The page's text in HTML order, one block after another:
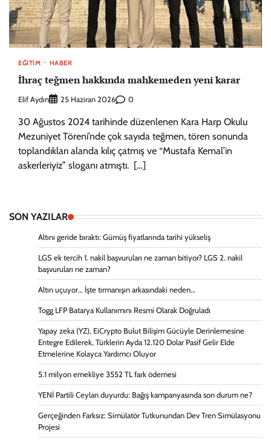
EĞITIM HABER
İhraç teğmen hakkında mahkemeden yeni karar
Elif Aydın 25 Haziran 2026 0
30 Ağustos 2024 tarihinde düzenlenen Kara Harp Okulu
Mezuniyet Töreni’nde çok sayıda teğmen, tören sonunda
toplandıkları alanda kılıç çatmış ve “Mustafa Kemal’in
askerleriyiz” sloganı atmıştı. […]
SON YAZILAR
Altını geride bıraktı: Gümüş fiyatlarında tarihi yükseliş
LGS ek tercih 1. nakil başvuruları ne zaman bitiyor? LGS 2. nakil
başvuruları ne zaman?
Altın uçuyor… İşte tırmanışın arkasındaki neden…
Togg LFP Batarya Kullanımını Resmi Olarak Doğruladı
Yapay zeka (YZ), EiCrypto Bulut Bilişim Gücüyle Derinlemesine
Entegre Edilerek, Türklerin Ayda 12.120 Dolar Pasif Gelir Elde
Etmelerine Kolayca Yardımcı Oluyor
5.1 milyon emekliye 3552 TL fark ödemesi
YENİ Partili Ceylan duyurdu: Bağış kampanyasında son durum ne?
Gerçeğinden Farksız: Simülatör Tutkunundan Dev Tren Simülasyonu
Projesi